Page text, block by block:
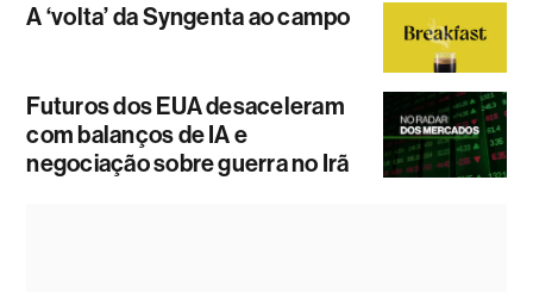
A ‘volta’ da Syngenta ao campo
Futuros dos EUA desaceleram
com balanços de IA e
negociação sobre guerra no Irã